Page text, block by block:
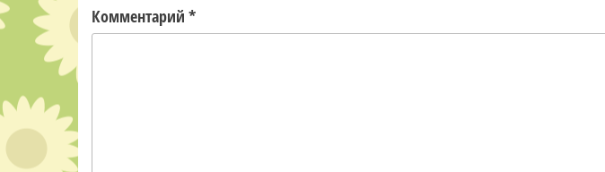
Комментарий *